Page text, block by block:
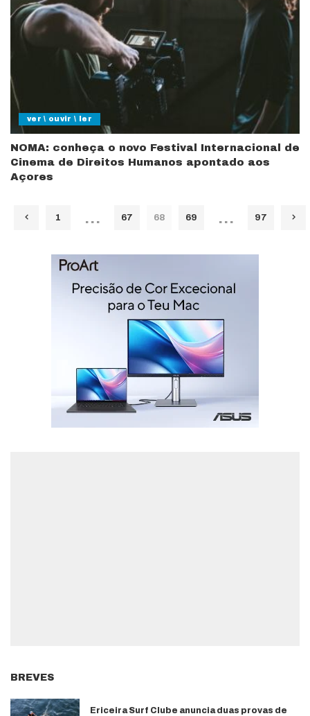
ver \ ouvir \ ler
NOMA: conheça o novo Festival Internacional de
Cinema de Direitos Humanos apontado aos
Açores
1 … 67 68 69 … 97
BREVES
Ericeira Surf Clube anuncia duas provas de